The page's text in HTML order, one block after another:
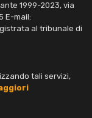
1999-2023, via
E-mail:
al tribunale di
tali servizi,